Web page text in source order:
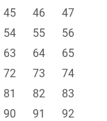
45 46
47
54 55
56
63 64
65
72 73
74
81 82
83
90 91
92